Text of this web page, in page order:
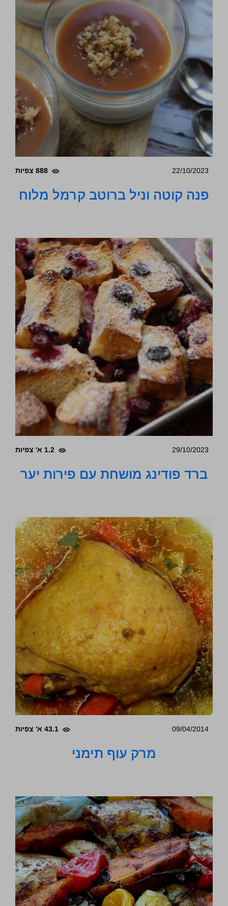
22/10/2023 888 צפיות
פנה קוטה וניל ברוטב קרמל מלוח
29/10/2023 1.2 א' צפיות
ברד פודינג מושחת עם פירות יער
09/04/2014 43.1 א' צפיות
מרק עוף תימני